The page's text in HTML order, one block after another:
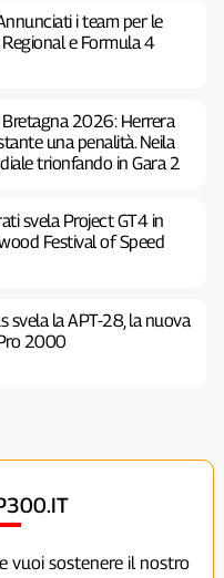
i team per le
e Formula 4
Bretagna 2026: Herrera
una penalità. Neila
trionfando in Gara 2
svela Project GT4 in
Festival of Speed
svela la APT-28, la nuova
2000
vuoi sostenere il nostro